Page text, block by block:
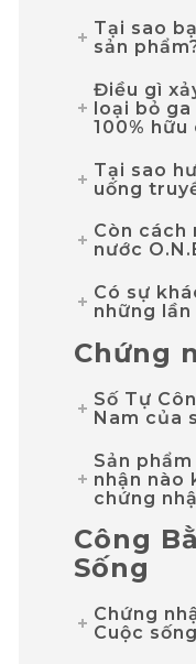
Tại sao
sản
Điều gì
loại bỏ ga
100% hữu
Tại sao
uống
Còn cách
nước
Có sự
những lần
Chứng
Số Tự
Nam của
Sản
nhận nào
chứng
Công
Sống
Chứng
Cuộc